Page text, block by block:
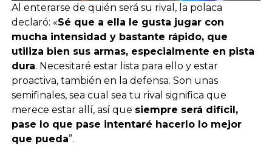
Al enterarse de quién será su rival, la polaca
declaró: «Sé que a ella le gusta jugar con
mucha intensidad y bastante rápido, que
utiliza bien sus armas, especialmente en pista
dura. Necesitaré estar lista para ello y estar
proactiva, también en la defensa. Son unas
semifinales, sea cual sea tu rival significa que
merece estar allí, así que siempre será difícil,
pase lo que pase intentaré hacerlo lo mejor
que pueda”.